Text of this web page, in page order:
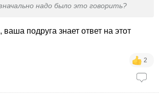
надо было это говорить?
подруга знает ответ на этот
2